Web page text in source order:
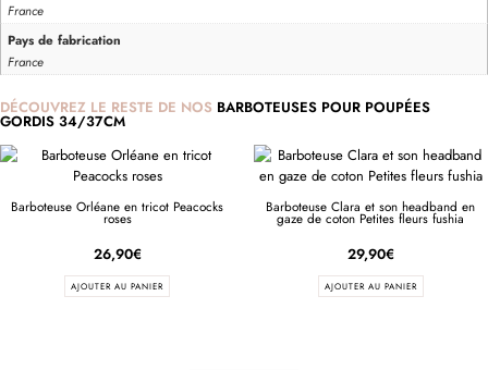
France
Pays de fabrication
France
DÉCOUVREZ LE RESTE DE NOS BARBOTEUSES POUR POUPÉES
GORDIS 34/37CM
Barboteuse Orléane en tricot Peacocks
roses
26,90€
AJOUTER AU PANIER
Barboteuse Clara et son headband en
gaze de coton Petites fleurs fushia
29,90€
AJOUTER AU PANIER